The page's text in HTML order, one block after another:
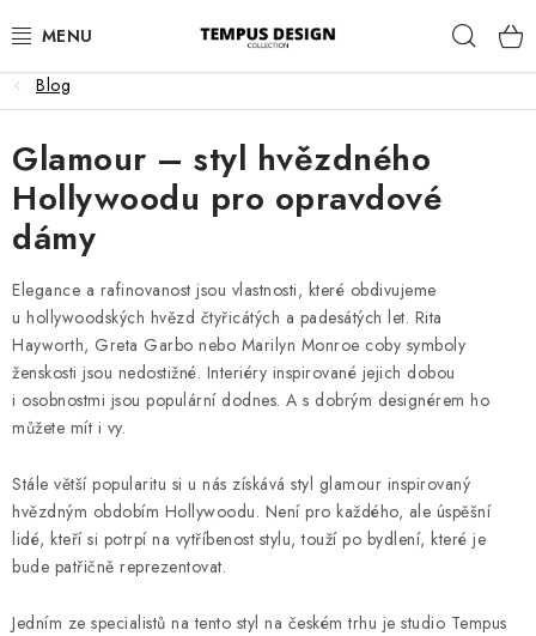
na
OBÝVACÍ POKOJ
KUCHYNĚ A JÍDELNA
LOŽNICE
DĚTSKÝ POKOJ
PRACOVNA
HALA
ZAHRADA
DOPLŇKY
Blog
Glamour – styl hvězdného
Hollywoodu pro opravdové
dámy
Elegance a rafinovanost jsou vlastnosti, které obdivujeme
u hollywoodských hvězd čtyřicátých a padesátých let. Rita
Hayworth, Greta Garbo nebo Marilyn Monroe coby symboly
ženskosti jsou nedostižné. Interiéry inspirované jejich dobou
i osobnostmi jsou populární dodnes. A s dobrým designérem ho
můžete mít i vy.
Stále větší popularitu si u nás získává styl glamour inspirovaný
hvězdným obdobím Hollywoodu. Není pro každého, ale úspěšní
lidé, kteří si potrpí na vytříbenost stylu, touží po bydlení, které je
bude patřičně reprezentovat.
Jedním ze specialistů na tento styl na českém trhu je studio Tempus